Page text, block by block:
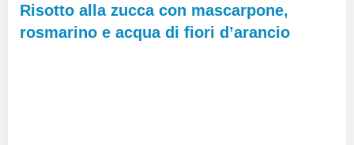
Risotto alla zucca con mascarpone,
rosmarino e acqua di fiori d’arancio